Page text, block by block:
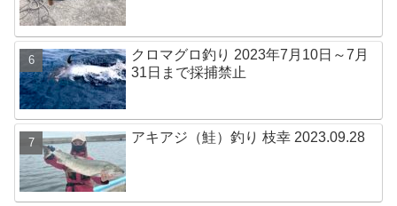
クロマグロ釣り 2023年7月10日～7月
31日まで採捕禁止
アキアジ（鮭）釣り 枝幸 2023.09.28